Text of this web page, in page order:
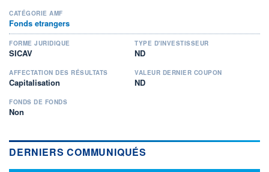
CATÉGORIE AMF
Fonds etrangers
FORME JURIDIQUE
SICAV
TYPE D'INVESTISSEUR
ND
AFFECTATION DES RÉSULTATS
Capitalisation
VALEUR DERNIER COUPON
ND
FONDS DE FONDS
Non
DERNIERS COMMUNIQUÉS